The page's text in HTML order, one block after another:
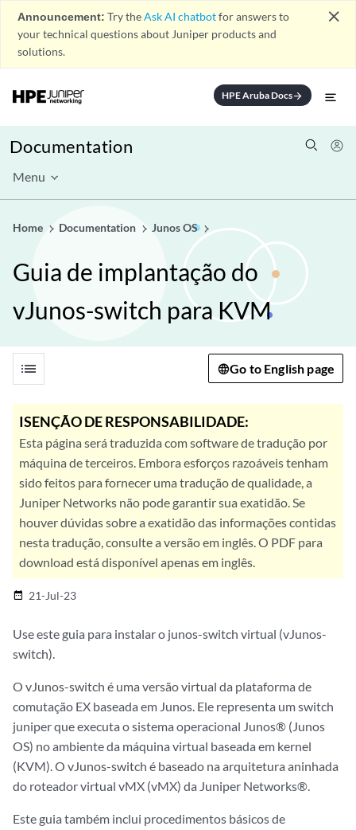
Announcement: Try theAsk AI chatbotfor answers to
your technical questions about Juniper products and
solutions.
close
HPE Aruba Docsarrow_forward
Documentation
Menu
Home Documentation Junos OS
Guia de implantação do
vJunos-switch para KVM
list Go to English page
ISENÇÃO DE RESPONSABILIDADE:
Esta página será traduzida com software de tradução por
máquina de terceiros. Embora esforços razoáveis tenham
sido feitos para fornecer uma tradução de qualidade, a
Juniper Networks não pode garantir sua exatidão. Se
houver dúvidas sobre a exatidão das informações contidas
nesta tradução, consulte a versão em inglês. O PDF para
download está disponível apenas em inglês.
date_range 21-Jul-23
Use este guia para instalar o junos-switch virtual (vJunos-
switch).
O vJunos-switch é uma versão virtual da plataforma de
comutação EX baseada em Junos. Ele representa um switch
juniper que executa o sistema operacional Junos® (Junos
OS) no ambiente da máquina virtual baseada em kernel
(KVM). O vJunos-switch é baseado na arquitetura aninhada
do roteador virtual vMX (vMX) da Juniper Networks®.
Este guia também inclui procedimentos básicos de